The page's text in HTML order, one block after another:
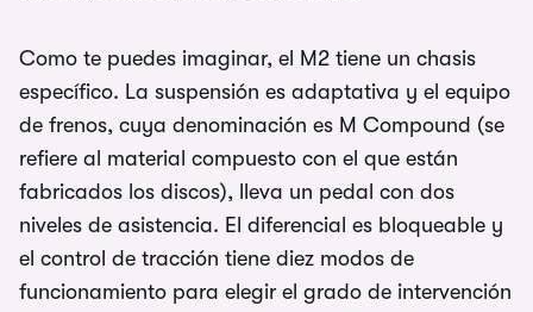
Como te puedes imaginar, el M2 tiene un chasis
específico. La suspensión es adaptativa y el equipo
de frenos, cuya denominación es M Compound (se
refiere al material compuesto con el que están
fabricados los discos), lleva un pedal con dos
niveles de asistencia. El diferencial es bloqueable y
el control de tracción tiene diez modos de
funcionamiento para elegir el grado de intervención